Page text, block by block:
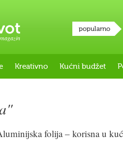
popularno
Kreativno Kućni budžet
folija – korisna u